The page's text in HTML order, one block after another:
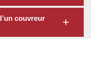
couvreur